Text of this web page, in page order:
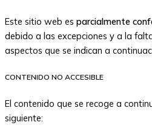
Este sitio web es parcialmente
debido a las excepciones y a la
aspectos que se indican a
CONTENIDO NO ACCESIBLE
El contenido que se recoge a
siguiente: